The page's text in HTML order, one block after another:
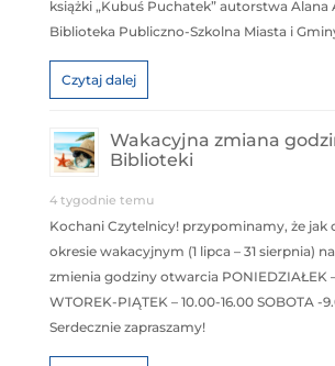
książki „Kubuś Puchatek” autorstwa Alana
Biblioteka Publiczno-Szkolna Miasta i
Czytaj dalej
Wakacyjna zmiana
Biblioteki
4 tygodnie temu
Kochani Czytelnicy! przypominamy, że jak
okresie wakacyjnym (1 lipca – 31 sierpnia)
zmienia godziny otwarcia PONIEDZIAŁEK
WTOREK-PIĄTEK – 10.00-16.00 SOBOTA -
Serdecznie zapraszamy!